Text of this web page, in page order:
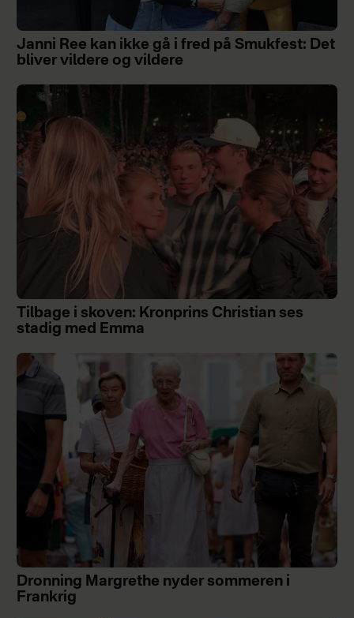
Janni Ree kan ikke gå i fred på Smukfest: Det
bliver vildere og vildere
Tilbage i skoven: Kronprins Christian ses
stadig med Emma
Dronning Margrethe nyder sommeren i
Frankrig